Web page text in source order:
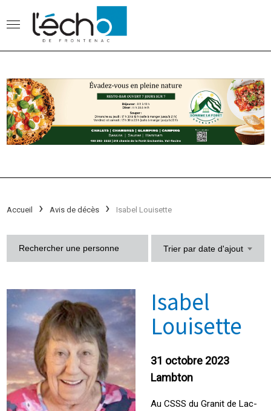
Accueil Avis de décès Isabel Louisette
Trier par date d'ajout
Isabel
Louisette
31 octobre 2023
Lambton
Au CSSS du Granit de Lac-